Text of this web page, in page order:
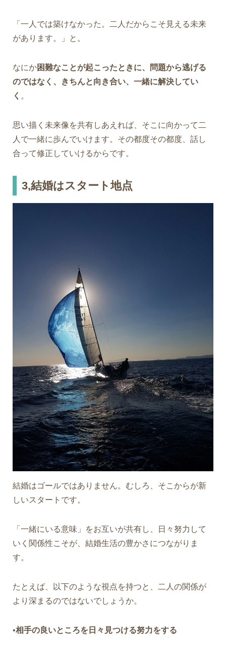
「一人では築けなかった。二人だからこそ見える未来
があります。」と。
なにか困難なことが起こったときに、問題から逃げる
のではなく、きちんと向き合い、一緒に解決してい
く 。
思い描く未来像を共有しあえれば、そこに向かって二
人で一緒に歩んでいけます。その都度その都度、話し
合って修正していけるからです。
3,結婚はスタート地点
結婚はゴールではありません。むしろ、そこからが新
しいスタートです。
「一緒にいる意味」をお互いが共有し、日々努力して
いく関係性こそが、結婚生活の豊かさにつながりま
す。
たとえば、以下のような視点を持つと、二人の関係が
より深まるのではないでしょうか。
•相手の良いところを日々見つける努力をする